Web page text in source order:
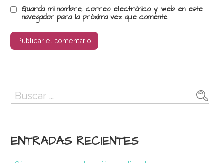
Guarda mi nombre, correo electrónico y web en este
navegador para la próxima vez que comente.
Buscar:
ENTRADAS RECIENTES